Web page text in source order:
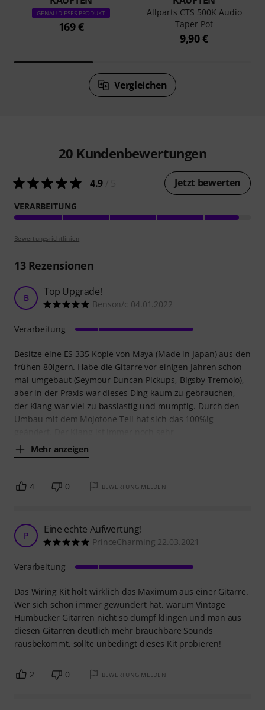
GENAU DIESES PRODUKT
169 €
Allparts CTS 500K Audio
Taper Pot
9,90 €
Vergleichen
20 Kundenbewertungen
4.9 Jetzt bewerten
VERARBEITUNG
Bewertungsrichtlinien
13Rezensionen
B Top Upgrade!
Benson/c 04.01.2022
Besitze eine ES 335 Kopie von Maya (Made in Japan) aus den
frühen 80igern. Habe die Gitarre vor einigen Jahren schon
mal umgebaut (Seymour Duncan Pickups, Bigsby Tremolo),
aber in der Praxis war dieses Ding kaum zu gebrauchen,
der Klang war viel zu basslastig und mumpfig. Durch den
Umbau mit dem Mojotone-Teil hat sich das 100%ig
Mehr anzeigen
Verarbeitung
4 0 BEWERTUNG MELDEN
P Eine echte Aufwertung!
PrinceCharming 22.03.2021
Das Wiring Kit holt wirklich das Maximum aus einer Gitarre.
Wer sich schon immer gewundert hat, warum Vintage
Humbucker Gitarren nicht so dumpf klingen und man aus
diesen Gitarren deutlich mehr brauchbare Sounds
rausbekommt, sollte unbedingt dieses Kit probieren!
Verarbeitung
2 0 BEWERTUNG MELDEN